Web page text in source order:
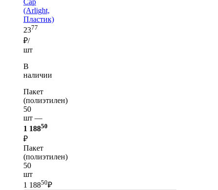
Cap
(Arlight,
Пластик)
2377
₽/
шт
В
наличии
Пакет
(полиэтилен)
50
шт —
1 18850
₽
Пакет
(полиэтилен)
50
шт
1 18850₽